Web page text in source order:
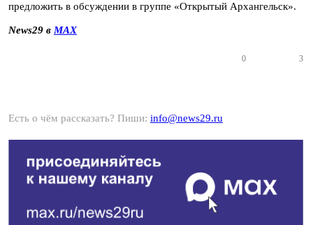
предложить в обсуждении в группе «Открытый Архангельск».
News29 в MAX
0 3
Есть о чём рассказать? Пиши: info@news29.ru